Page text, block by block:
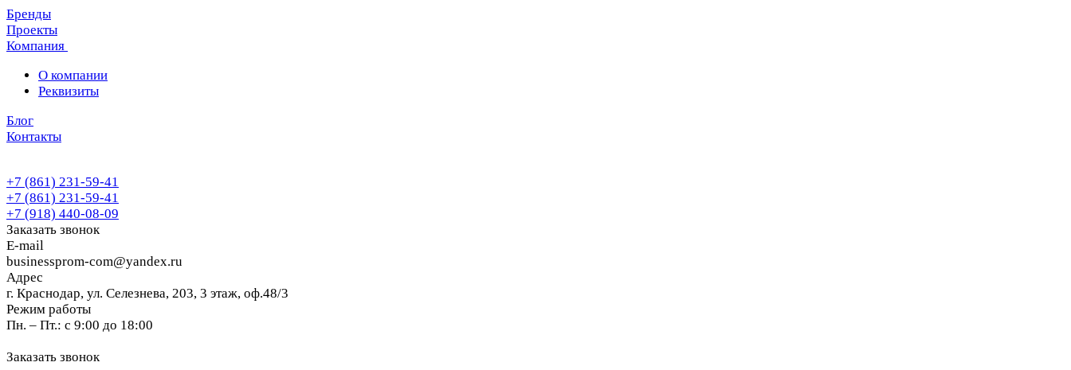
Бренды
Проекты
Компания
О компании
Реквизиты
Блог
Контакты
+7 (861) 231-59-41
+7 (861) 231-59-41
+7 (918) 440-08-09
Заказать звонок
E-mail
businessprom-com@yandex.ru
Адрес
г. Краснодар, ул. Селезнева, 203, 3 этаж, оф.48/3
Режим работы
Пн. – Пт.: с 9:00 до 18:00
Заказать звонок